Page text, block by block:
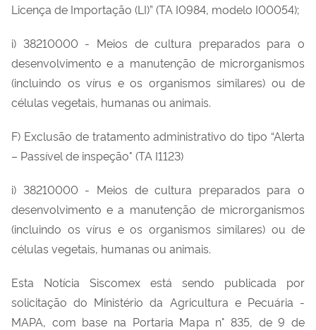
Licença de Importação (LI)” (TA I0984, modelo I00054);
i) 38210000 - Meios de cultura preparados para o
desenvolvimento e a manutenção de microrganismos
(incluindo os vírus e os organismos similares) ou de
células vegetais, humanas ou animais.
F) Exclusão de tratamento administrativo do tipo “Alerta
– Passível de inspeção" (TA I1123)
i) 38210000 - Meios de cultura preparados para o
desenvolvimento e a manutenção de microrganismos
(incluindo os vírus e os organismos similares) ou de
células vegetais, humanas ou animais.
Esta Notícia Siscomex está sendo publicada por
solicitação do Ministério da Agricultura e Pecuária -
MAPA, com base na Portaria Mapa n° 835, de 9 de